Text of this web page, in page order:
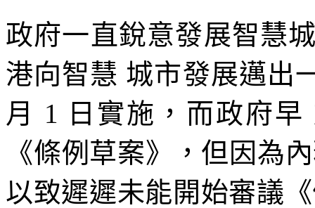
政府一直銳意發展智慧
港向智慧 城市發展邁出
月 1 日實施，而政府
《條例草案》，但因為
以致遲遲未能開始審議